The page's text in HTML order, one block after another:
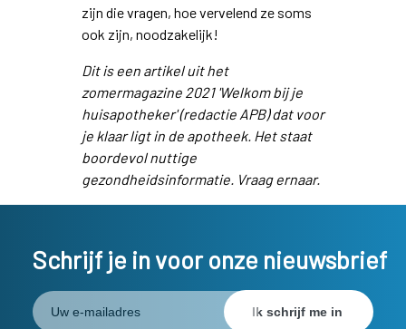
zijn die vragen, hoe vervelend ze soms
ook zijn, noodzakelijk!
Dit is een artikel uit het
zomermagazine 2021 'Welkom bij je
huisapotheker' (redactie APB) dat voor
je klaar ligt in de apotheek. Het staat
boordevol nuttige
gezondheidsinformatie. Vraag ernaar.
Schrijf je in voor onze nieuwsbrief